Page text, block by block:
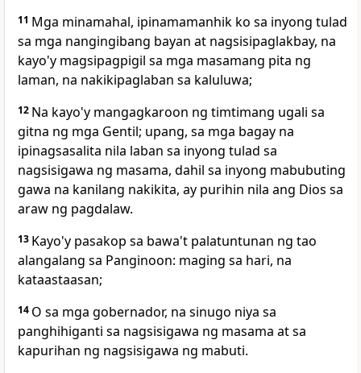
11 Mga minamahal, ipinamamanhik ko sa inyong tulad
sa mga nangingibang bayan at nagsisipaglakbay, na
kayo'y magsipagpigil sa mga masamang pita ng
laman, na nakikipaglaban sa kaluluwa;
12 Na kayo'y mangagkaroon ng timtimang ugali sa
gitna ng mga Gentil; upang, sa mga bagay na
ipinagsasalita nila laban sa inyong tulad sa
nagsisigawa ng masama, dahil sa inyong mabubuting
gawa na kanilang nakikita, ay purihin nila ang Dios sa
araw ng pagdalaw.
13 Kayo'y pasakop sa bawa't palatuntunan ng tao
alangalang sa Panginoon: maging sa hari, na
kataastaasan;
14 O sa mga gobernador, na sinugo niya sa
panghihiganti sa nagsisigawa ng masama at sa
kapurihan ng nagsisigawa ng mabuti.